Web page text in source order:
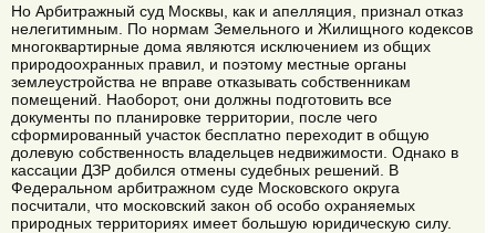
Но Арбитражный суд Москвы, как и апелляция, признал отказ
нелегитимным. По нормам Земельного и Жилищного кодексов
многоквартирные дома являются исключением из общих
природоохранных правил, и поэтому местные органы
землеустройства не вправе отказывать собственникам
помещений. Наоборот, они должны подготовить все
документы по планировке территории, после чего
сформированный участок бесплатно переходит в общую
долевую собственность владельцев недвижимости. Однако в
кассации ДЗР добился отмены судебных решений. В
Федеральном арбитражном суде Московского округа
посчитали, что московский закон об особо охраняемых
природных территориях имеет большую юридическую силу.